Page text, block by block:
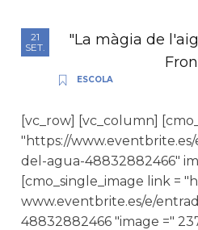
21
SET.
"La màgia de
ESCOLA
[vc_row] [vc_column]
"https://
del-agua-48832882466"
[cmo_single_image link =
www.eventbrite.es/e/
48832882466 "image ="